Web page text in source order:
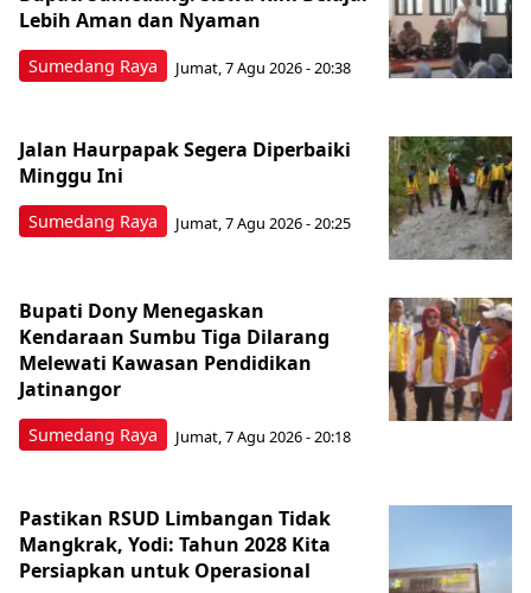
Sumedang Raya
Lebih Aman dan Nyaman
Jumat, 7 Agu 2026 - 20:38
Sumedang Raya
Jalan Haurpapak Segera Diperbaiki
Minggu Ini
Jumat, 7 Agu 2026 - 20:25
Sumedang Raya
Bupati Dony Menegaskan
Kendaraan Sumbu Tiga Dilarang
Melewati Kawasan Pendidikan
Jatinangor
Jumat, 7 Agu 2026 - 20:18
Pastikan RSUD Limbangan Tidak
Mangkrak, Yodi: Tahun 2028 Kita
Persiapkan untuk Operasional